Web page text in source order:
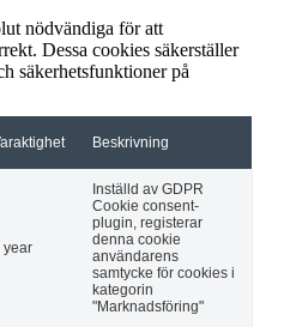
nödvändiga för att
Dessa cookies säkerställer
säkerhetsfunktioner på
Beskrivning
year
Inställd av GDPR
Cookie consent-
plugin, registerar
denna cookie
användarens
samtycke för cookies i
kategorin
"Marknadsföring"